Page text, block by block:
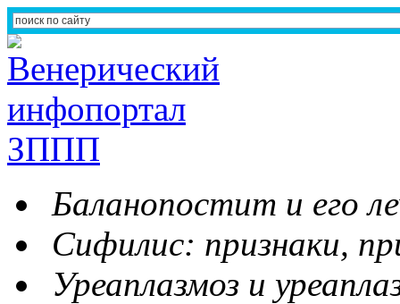
Баланопостит и его
Сифилис: признаки,
Уреаплазмоз и